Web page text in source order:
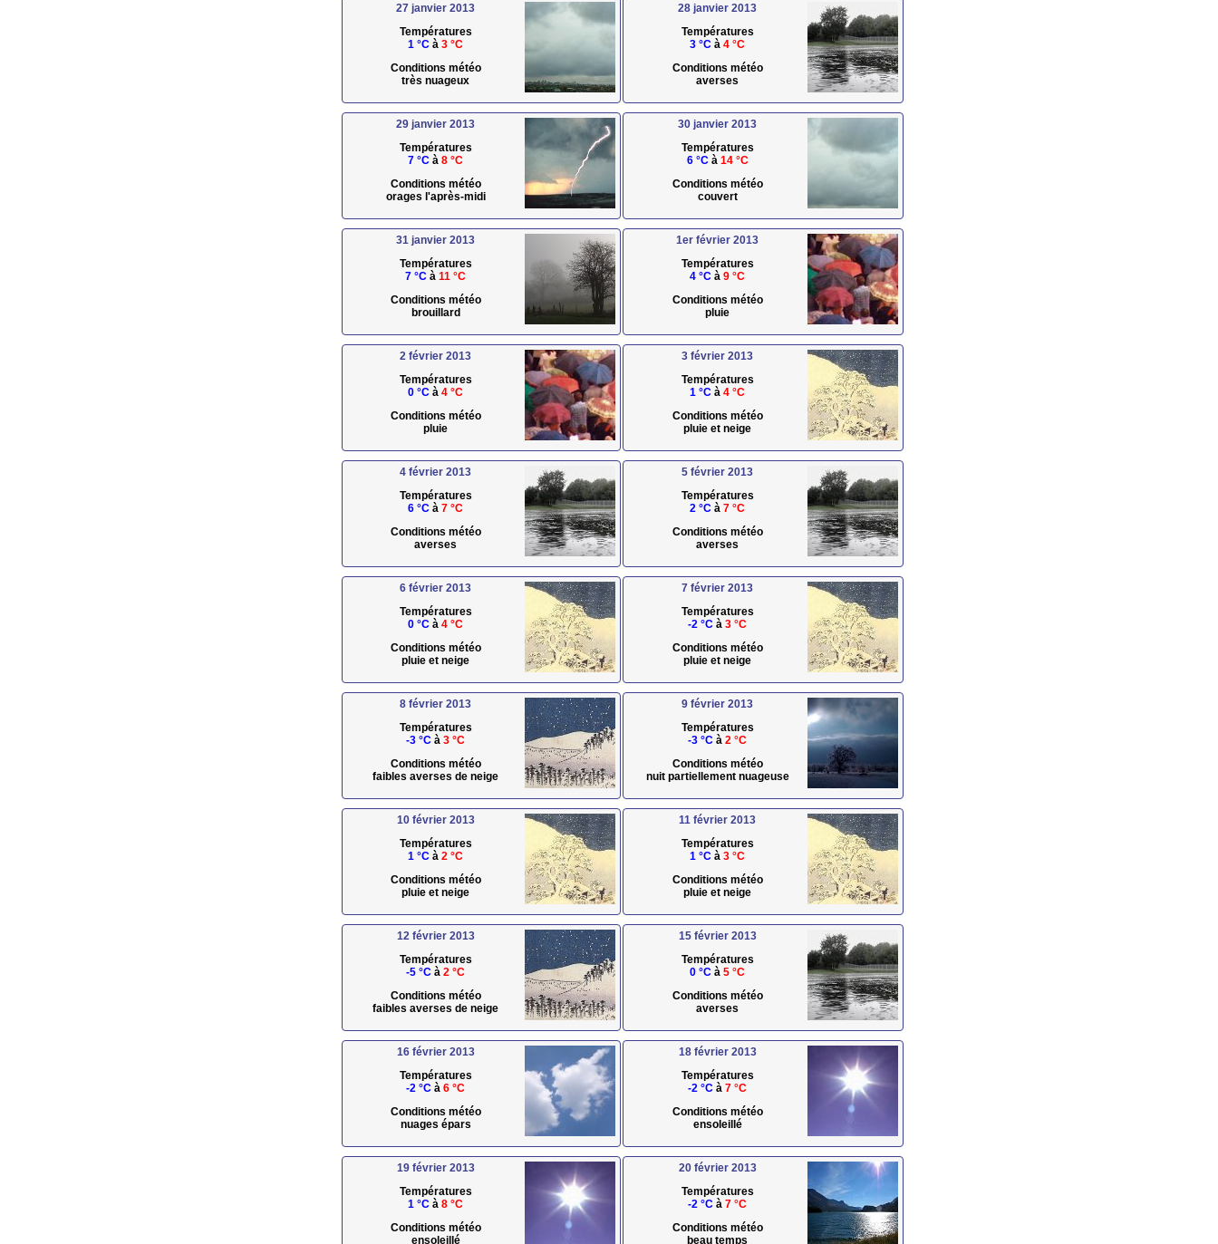
27 janvier 2013
Températures
1 °C à 3 °C
Conditions météo
très nuageux
28 janvier 2013
Températures
3 °C à 4 °C
Conditions météo
averses
29 janvier 2013
Températures
7 °C à 8 °C
Conditions météo
orages l'après-midi
30 janvier 2013
Températures
6 °Cà 14 °C
Conditions météo
couvert
31 janvier 2013
Températures
7 °C à 11 °C
Conditions météo
brouillard
1er février 2013
Températures
4 °C à 9 °C
Conditions météo
pluie
2 février 2013
Températures
0 °C à 4 °C
Conditions météo
pluie
3 février 2013
Températures
1 °C à 4 °C
Conditions météo
pluie et neige
4 février 2013
Températures
6 °C à 7 °C
Conditions météo
averses
5 février 2013
Températures
2 °C à 7 °C
Conditions météo
averses
6 février 2013
Températures
0 °C à 4 °C
Conditions météo
pluie et neige
7 février 2013
Températures
-2 °C à 3 °C
Conditions météo
pluie et neige
8 février 2013
Températures
-3 °C à 3 °C
Conditions météo
faibles averses de neige
9 février 2013
Températures
-3 °C à 2 °C
Conditions météo
nuit partiellement nuageuse
10 février 2013
Températures
1 °C à 2 °C
Conditions météo
pluie et neige
11 février 2013
Températures
1 °C à 3 °C
Conditions météo
pluie et neige
12 février 2013
Températures
-5 °C à 2 °C
Conditions météo
faibles averses de neige
15 février 2013
Températures
0 °C à 5 °C
Conditions météo
averses
16 février 2013
Températures
-2 °C à 6 °C
Conditions météo
nuages épars
18 février 2013
Températures
-2 °C à 7 °C
Conditions météo
ensoleillé
19 février 2013
Températures
1 °C à 8 °C
Conditions météo
ensoleillé
20 février 2013
Températures
-2 °C à 7 °C
Conditions météo
beau temps